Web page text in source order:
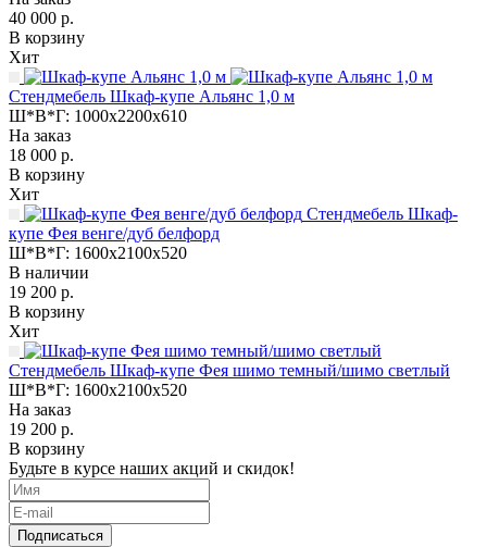
40 000 р.
В корзину
Хит
Стендмебель Шкаф-купе Альянс 1,0 м
Ш*В*Г: 1000x2200x610
На заказ
18 000 р.
В корзину
Хит
Стендмебель Шкаф-
купе Фея венге/дуб белфорд
Ш*В*Г: 1600x2100x520
В наличии
19 200 р.
В корзину
Хит
Стендмебель Шкаф-купе Фея шимо темный/шимо светлый
Ш*В*Г: 1600x2100x520
На заказ
19 200 р.
В корзину
Будьте в курсе наших акций и скидок!
Подписаться